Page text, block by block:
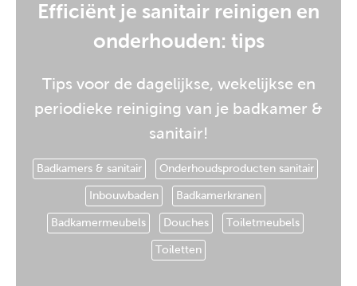
Efficiënt je sanitair reinigen en
onderhouden: tips
Tips voor de dagelijkse, wekelijkse en
periodieke reiniging van je badkamer &
sanitair!
Badkamers & sanitair Onderhoudsproducten sanitair
Inbouwbaden Badkamerkranen
Badkamermeubels Douches Toiletmeubels
Toiletten